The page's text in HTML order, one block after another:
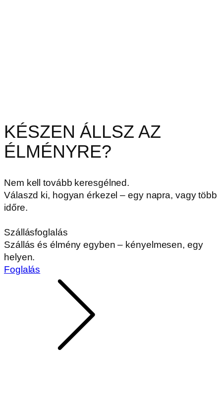
KÉSZEN ÁLLSZ AZ
ÉLMÉNYRE?
Nem kell tovább keresgélned.
Válaszd ki, hogyan érkezel – egy napra, vagy több
időre.
Szállásfoglalás
Szállás és élmény egyben – kényelmesen, egy
helyen.
Foglalás